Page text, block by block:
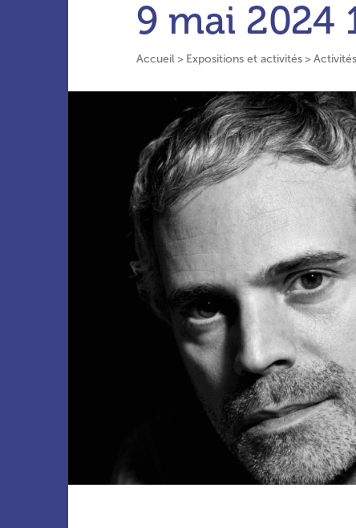
9 mai 2024
Accueil Expositions et activités Activités